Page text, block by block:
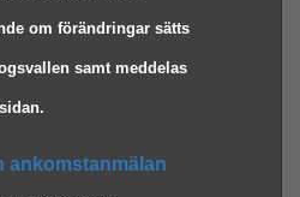
om förändringar sätts
samt meddelas